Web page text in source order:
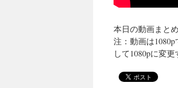
本日の動画まとめ
注：動画は
して1080pに変